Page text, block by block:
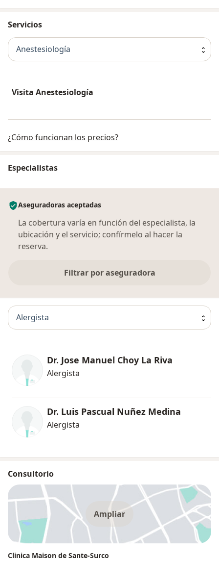
Servicios
Anestesiología
Visita Anestesiología
¿Cómo funcionan los precios?
Especialistas
Aseguradoras aceptadas
La cobertura varía en función del especialista, la
ubicación y el servicio; confírmelo al hacer la
reserva.
Filtrar por aseguradora
Alergista
Dr. Jose Manuel Choy La Riva
Alergista
Dr. Luis Pascual Nuñez Medina
Alergista
Consultorio
Ampliar
Clinica Maison de Sante-Surco